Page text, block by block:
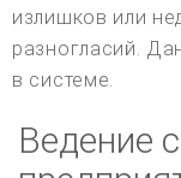
излишков или
разногласий.
в системе.
Ведение